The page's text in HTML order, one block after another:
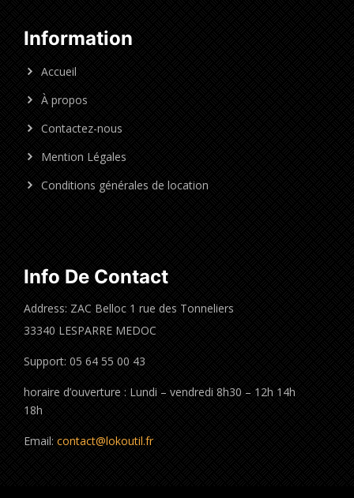
Information
Accueil
À propos
Contactez-nous
Mention Légales
Conditions générales de location
Info De Contact
Address: ZAC Belloc 1 rue des Tonneliers
33340 LESPARRE MEDOC
Support: 05 64 55 00 43
horaire d’ouverture : Lundi – vendredi 8h30 – 12h 14h
18h
Email: contact@lokoutil.fr